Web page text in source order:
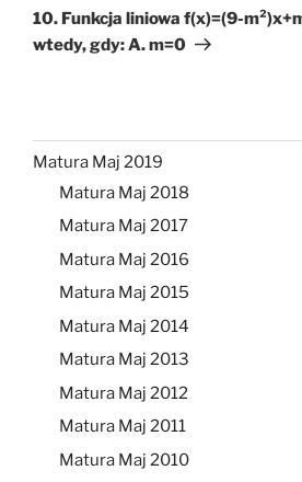
wpis
10. Funkcja liniowa f(x)=(9-
wtedy, gdy: A. m=0
Matura Maj 2019
Matura Maj 2018
Matura Maj 2017
Matura Maj 2016
Matura Maj 2015
Matura Maj 2014
Matura Maj 2013
Matura Maj 2012
Matura Maj 2011
Matura Maj 2010